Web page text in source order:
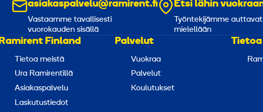
asiakaspalvelu@ramirent.fi
Vastaamme tavallisesti
vuorokauden sisällä
Etsi lähin
Työntekijämme
mielellään
Ramirent Finland
Tietoa meistä
Ura Ramirentillä
Asiakaspalvelu
Laskutustiedot
Palvelut
Vuokraa
Palvelut
Koulutukset